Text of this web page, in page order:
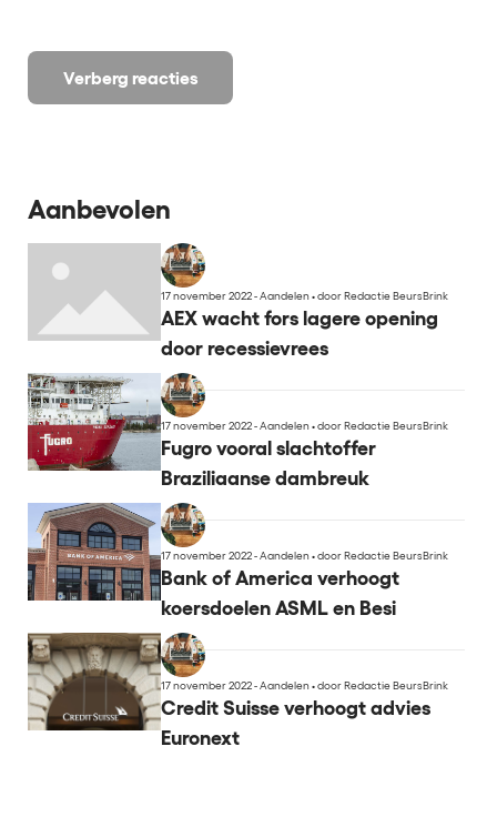
Verberg reacties
Aanbevolen
17 november 2022 - Aandelen•door Redactie BeursBrink
AEX wacht fors lagere opening
door recessievrees
17 november 2022 - Aandelen•door Redactie BeursBrink
Fugro vooral slachtoffer
Braziliaanse dambreuk
17 november 2022 - Aandelen•door Redactie BeursBrink
Bank of America verhoogt
koersdoelen ASML en Besi
17 november 2022 - Aandelen•door Redactie BeursBrink
Credit Suisse verhoogt advies
Euronext